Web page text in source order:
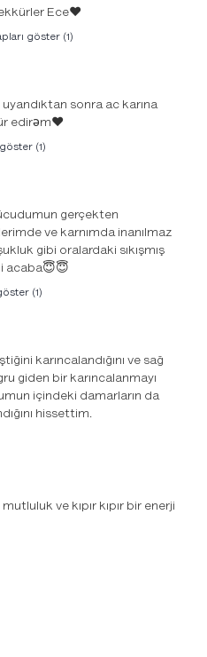
Ece❤️
göster (1)
sonra ac karına
edirəm❤️
(1)
gerçekten
ve karnımda inanılmaz
gibi oralardaki sıkışmış
acaba😇😇
(1)
karıncalandığını ve sağ
giden bir karıncalanmayı
içindeki damarların da
hissettim.
ve kıpır kıpır bir enerji